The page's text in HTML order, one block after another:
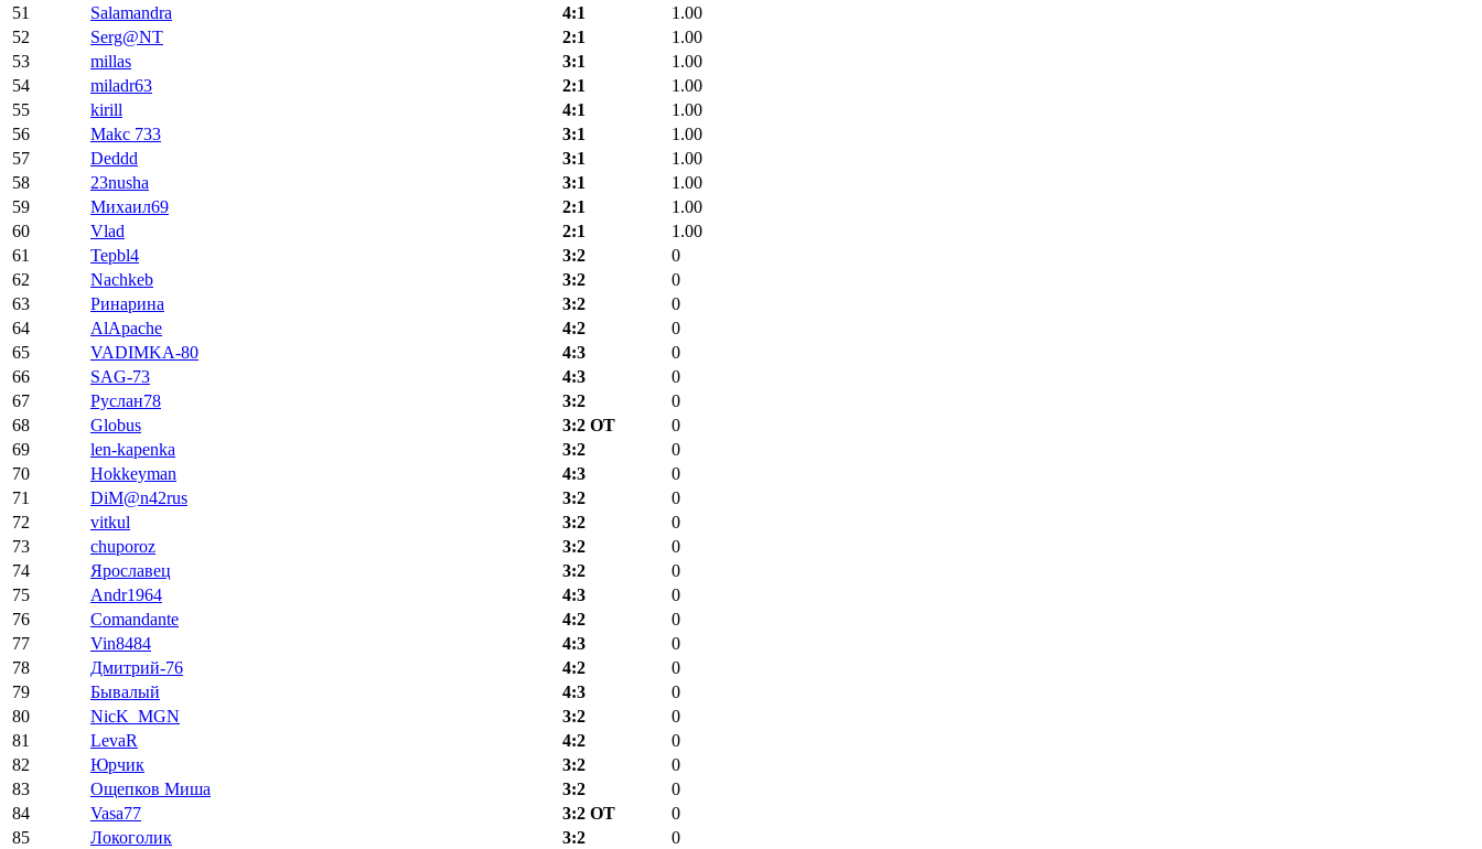
51
Salamandra 4:1
1.00
52
Serg@NT 2:1
1.00
53
millas 3:1
1.00
54
miladr63 2:1
1.00
55
kirill 4:1
1.00
56
Makc 733 3:1
1.00
57
Deddd 3:1
1.00
58
23nusha 3:1
1.00
59
Михаил69 2:1
1.00
60
Vlad 2:1
1.00
61
Tepbl4 3:2
0
62
Nachkeb 3:2
0
63
Ринарина 3:2
0
64
AlApache 4:2
0
65
VADIMKA-80 4:3
0
66
SAG-73 4:3
0
67
Руслан78 3:2
0
68
Globus 3:2 ОТ
0
69
len-kapenka 3:2
0
70
Hokkeyman 4:3
0
71
DiM@n42rus 3:2
0
72
vitkul 3:2
0
73
chuporoz 3:2
0
74
Ярославец 3:2
0
75
Andr1964 4:3
0
76
Comandante 4:2
0
77
Vin8484 4:3
0
78
Дмитрий-76 4:2
0
79
Бывалый 4:3
0
80
NicK_MGN 3:2
0
81
LevaR 4:2
0
82
Юрчик 3:2
0
83
Ощепков Миша 3:2
0
84
Vasa77 3:2 ОТ
0
85
Локоголик 3:2
0